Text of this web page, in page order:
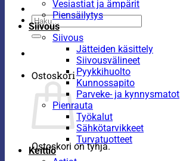
Etsi:
Ostoskori
Ostoskori on tyhjä.
Vesiastiat ja ämpärit
Piensäilytys
Siivous
Siivous
Jätteiden käsittely
Siivousvälineet
Pyykkihuolto
Kunnossapito
Parveke- ja kynnysmatot
Pienrauta
Työkalut
Sähkötarvikkeet
Turvatuotteet
Keittiö